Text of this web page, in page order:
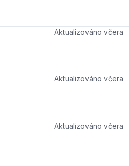
Aktualizováno včera
Aktualizováno včera
Aktualizováno včera